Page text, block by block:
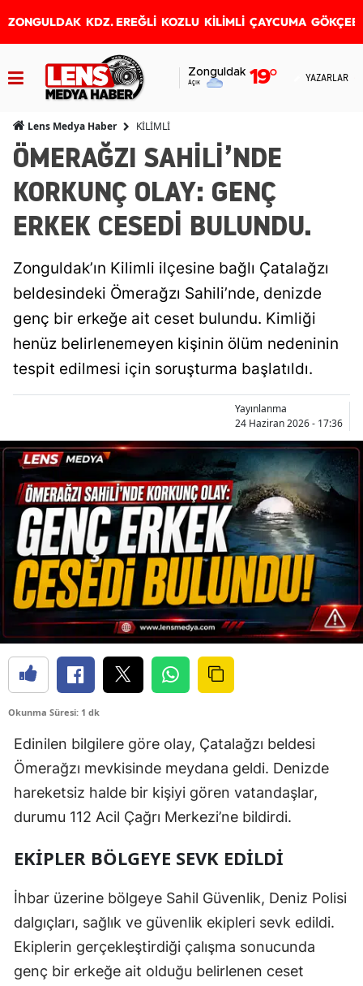
ZONGULDAK KDZ. EREĞLİ KOZLU KİLİMLİ ÇAYCUMA
Zonguldak
Açık 19° YAZARLAR
Lens Medya Haber KİLİMLİ
ÖMERAĞZI SAHİLİ’NDE
KORKUNÇ OLAY: GENÇ
ERKEK CESEDİ BULUNDU.
Zonguldak’ın Kilimli ilçesine bağlı Çatalağzı
beldesindeki Ömerağzı Sahili’nde, denizde
genç bir erkeğe ait ceset bulundu. Kimliği
henüz belirlenemeyen kişinin ölüm nedeninin
tespit edilmesi için soruşturma başlatıldı.
Yayınlanma
24 Haziran 2026 - 17:36
Okunma Süresi: 1 dk
Edinilen bilgilere göre olay, Çatalağzı beldesi
Ömerağzı mevkisinde meydana geldi. Denizde
hareketsiz halde bir kişiyi gören vatandaşlar,
durumu 112 Acil Çağrı Merkezi’ne bildirdi.
EKİPLER BÖLGEYE SEVK EDİLDİ
İhbar üzerine bölgeye Sahil Güvenlik, Deniz Polisi
dalgıçları, sağlık ve güvenlik ekipleri sevk edildi.
Ekiplerin gerçekleştirdiği çalışma sonucunda
genç bir erkeğe ait olduğu belirlenen ceset